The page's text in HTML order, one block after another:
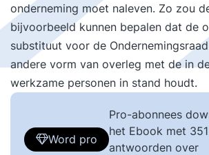
onderneming moet naleven. Zo zou
bijvoorbeeld kunnen bepalen dat de
substituut voor de
andere vorm van overleg met de in
werkzame personen in stand houdt.
Word pro
Pro-abonnees
het Ebook met
antwoorden over